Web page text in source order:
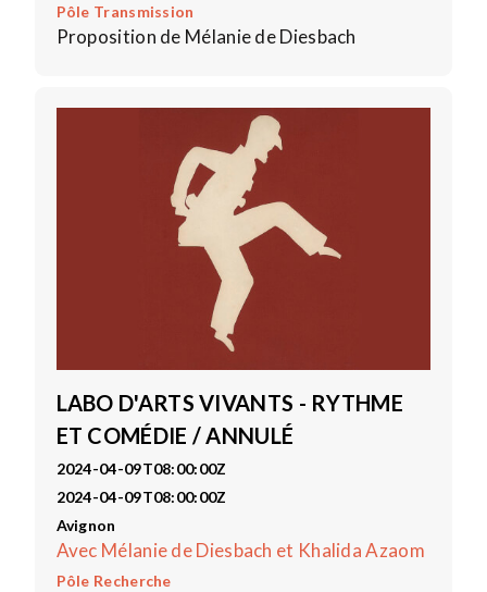
Pôle Transmission
Proposition de Mélanie de Diesbach
LABO D'ARTS VIVANTS - RYTHME
ET COMÉDIE / ANNULÉ
2024-04-09T08:00:00Z
2024-04-09T08:00:00Z
Avignon
Avec Mélanie de Diesbach et Khalida Azaom
Pôle Recherche